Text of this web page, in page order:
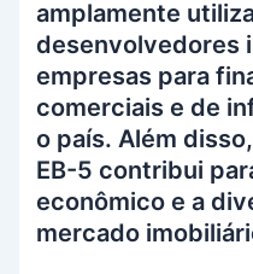
amplamente
desenvolvedores
empresas para
comerciais e de
o país. Além
EB-5 contribui
econômico e a
mercado